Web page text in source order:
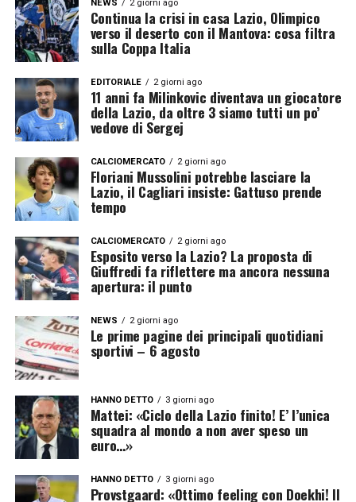
NEWS 2 giorni ago
Continua la crisi in casa Lazio, Olimpico
verso il deserto con il Mantova: cosa filtra
sulla Coppa Italia
EDITORIALE 2 giorni ago
11 anni fa Milinkovic diventava un giocatore
della Lazio, da oltre 3 siamo tutti un po’
vedove di Sergej
CALCIOMERCATO 2 giorni ago
Floriani Mussolini potrebbe lasciare la
Lazio, il Cagliari insiste: Gattuso prende
tempo
CALCIOMERCATO 2 giorni ago
Esposito verso la Lazio? La proposta di
Giuffredi fa riflettere ma ancora nessuna
apertura: il punto
NEWS 2 giorni ago
Le prime pagine dei principali quotidiani
sportivi – 6 agosto
HANNO DETTO 3 giorni ago
Mattei: «Ciclo della Lazio finito! E’ l’unica
squadra al mondo a non aver speso un
euro…»
HANNO DETTO 3 giorni ago
Provstgaard: «Ottimo feeling con Doekhi! Il